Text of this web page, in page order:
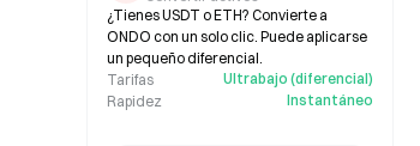
¿Tienes USDT o ETH? Convierte a
ONDO con un solo clic. Puede aplicarse
un pequeño diferencial.
Tarifas
Ultrabajo (diferencial)
Rapidez
Instantáneo